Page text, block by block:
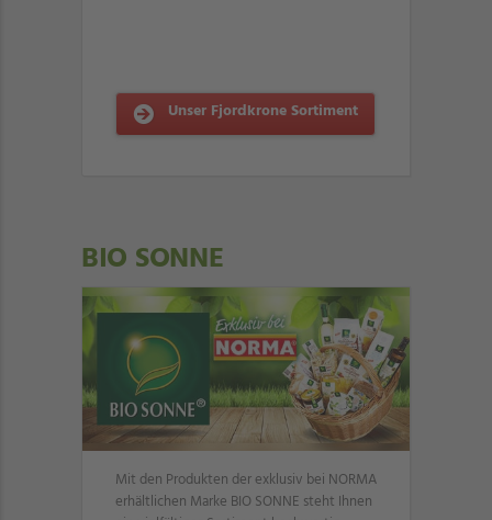
Unser Fjordkrone Sortiment
BIO SONNE
Mit den Produkten der exklusiv bei NORMA
erhältlichen Marke BIO SONNE steht Ihnen